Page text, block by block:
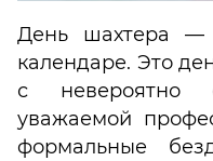
День шахтера —
календаре. Это
с невероятно
уважаемой
формальные